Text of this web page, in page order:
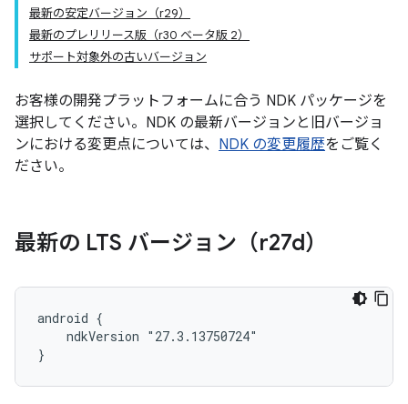
最新の安定バージョン（r29）
最新のプレリリース版（r30 ベータ版 2）
サポート対象外の古いバージョン
お客様の開発プラットフォームに合う NDK パッケージを
選択してください。NDK の最新バージョンと旧バージョ
ンにおける変更点については、 NDK の変更履歴をご覧く
ださい。
最新の LTS バージョン（r27d）
android {
    ndkVersion "27.3.13750724"
}